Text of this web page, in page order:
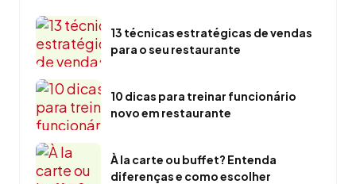
13 técnicas estratégicas de vendas
para o seu restaurante
10 dicas para treinar funcionário
novo em restaurante
À la carte ou buffet? Entenda
diferenças e como escolher